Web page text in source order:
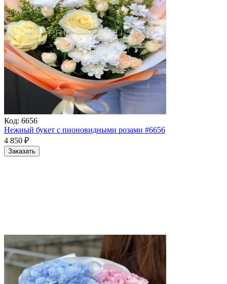
Код: 6656
Нежный букет с пионовидными розами #6656
4 850 ₽
Заказать